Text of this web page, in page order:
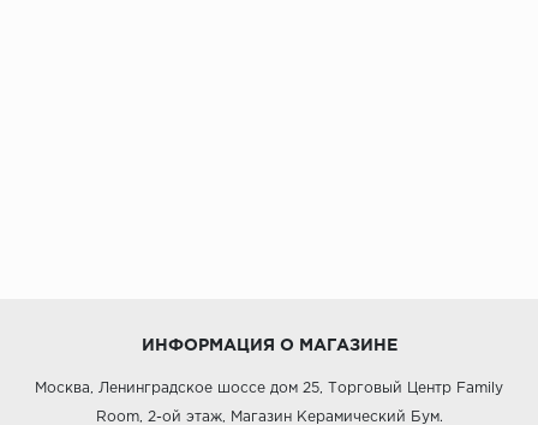
ИНФОРМАЦИЯ О МАГАЗИНЕ
Москва, Ленинградское шоссе дом 25, Торговый Центр Family
Room, 2-ой этаж, Магазин Керамический Бум.